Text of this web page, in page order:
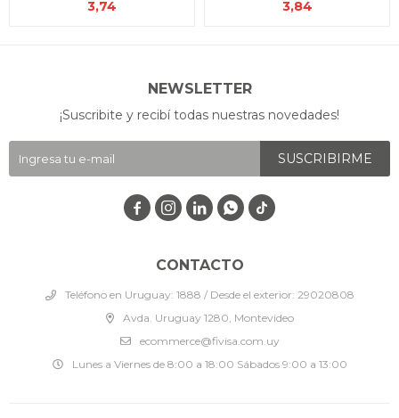
3,74 3,84
CONTACTO
Teléfono en Uruguay: 1888 / Desde el exterior: 29020808
Avda. Uruguay 1280, Montevideo
ecommerce@fivisa.com.uy
Lunes a Viernes de 8:00 a 18:00 Sábados 9:00 a 13:00
NEWSLETTER
¡Suscribite y recibí todas nuestras novedades!
SUSCRIBIRME
   